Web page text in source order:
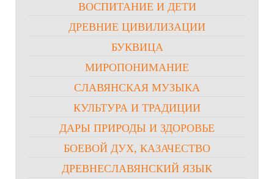
ВОСПИТАНИЕ И ДЕТИ
ДРЕВНИЕ ЦИВИЛИЗАЦИИ
БУКВИЦА
МИРОПОНИМАНИЕ
СЛАВЯНСКАЯ МУЗЫКА
КУЛЬТУРА И ТРАДИЦИИ
ДАРЫ ПРИРОДЫ И ЗДОРОВЬЕ
БОЕВОЙ ДУХ, КАЗАЧЕСТВО
ДРЕВНЕСЛАВЯНСКИЙ ЯЗЫК